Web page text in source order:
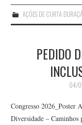
AÇÕES DE CURTA
PEDIDO
04/
Congresso 2026_Poster
Diversidade – Caminhos